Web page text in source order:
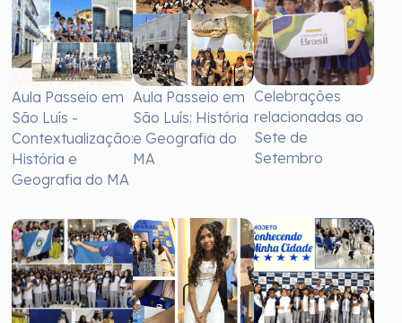
Aula Passeio em
São Luís -
Contextualização:
História e
Geografia do MA
Aula Passeio em
São Luís: História
e Geografia do
MA
Celebrações
relacionadas ao
Sete de
Setembro